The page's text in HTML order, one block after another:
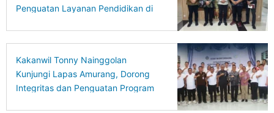
Penguatan Layanan Pendidikan di
Kakanwil Tonny Nainggolan
Kunjungi Lapas Amurang, Dorong
Integritas dan Penguatan Program